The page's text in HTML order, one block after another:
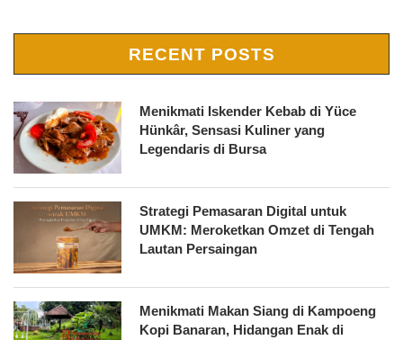
RECENT POSTS
Menikmati Iskender Kebab di Yüce
Hünkâr, Sensasi Kuliner yang
Legendaris di Bursa
Strategi Pemasaran Digital untuk
UMKM: Meroketkan Omzet di Tengah
Lautan Persaingan
Menikmati Makan Siang di Kampoeng
Kopi Banaran, Hidangan Enak di